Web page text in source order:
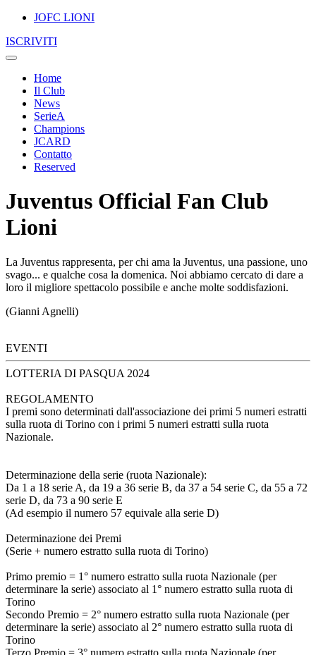
JOFC LIONI
ISCRIVITI
Home
Il Club
News
SerieA
Champions
JCARD
Contatto
Reserved
Juventus Official Fan Club
Lioni
La Juventus rappresenta, per chi ama la Juventus, una passione, uno
svago... e qualche cosa la domenica. Noi abbiamo cercato di dare a
loro il migliore spettacolo possibile e anche molte soddisfazioni.
(Gianni Agnelli)
EVENTI
LOTTERIA DI PASQUA 2024
REGOLAMENTO
I premi sono determinati dall'associazione dei primi 5 numeri estratti
sulla ruota di Torino con i primi 5 numeri estratti sulla ruota
Nazionale.
Determinazione della serie (ruota Nazionale):
Da 1 a 18 serie A, da 19 a 36 serie B, da 37 a 54 serie C, da 55 a 72
serie D, da 73 a 90 serie E
(Ad esempio il numero 57 equivale alla serie D)
Determinazione dei Premi
(Serie + numero estratto sulla ruota di Torino)
Primo premio = 1° numero estratto sulla ruota Nazionale (per
determinare la serie) associato al 1° numero estratto sulla ruota di
Torino
Secondo Premio = 2° numero estratto sulla ruota Nazionale (per
determinare la serie) associato al 2° numero estratto sulla ruota di
Torino
Terzo Premio = 3° numero estratto sulla ruota Nazionale (per